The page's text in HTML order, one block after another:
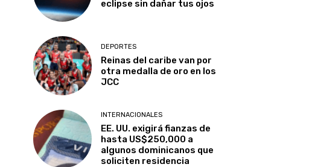
eclipse sin dañar tus ojos
DEPORTES
Reinas del caribe van por
otra medalla de oro en los
JCC
INTERNACIONALES
EE. UU. exigirá fianzas de
hasta US$250,000 a
algunos dominicanos que
soliciten residencia